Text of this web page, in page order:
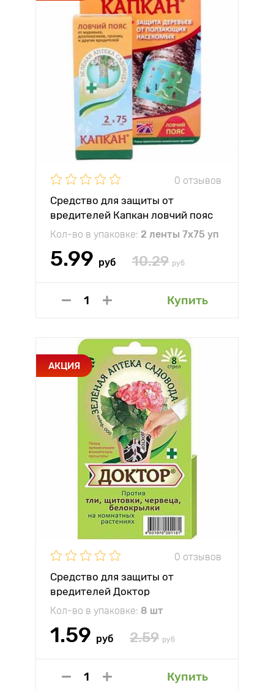
0 отзывов
Средство для защиты от
вредителей Капкан ловчий пояс
Кол-во в упаковке: 2 ленты 7х75 уп
5.99 руб 10.29 руб
Купить
АКЦИЯ
0 отзывов
Средство для защиты от
вредителей Доктор
Кол-во в упаковке: 8 шт
1.59 руб 2.59 руб
Купить